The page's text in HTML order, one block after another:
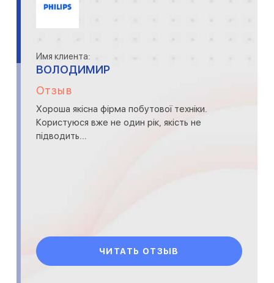
Имя клиента:
ВОЛОДИМИР
Отзыв
Хороша якісна фірма побутової техніки.
Користуюся вже не один рік, якість не
підводить...
ЧИТАТЬ ОТЗЫВ